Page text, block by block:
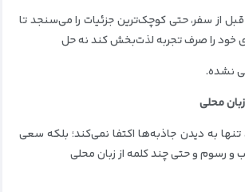
از سفر، حتی کوچک‌ترین جزئیات را می‌سنجد تا
خود را صرف تجربه لذت‌بخش کند نه حل
نشده.
به دیدن جاذبه‌ها اکتفا نمی‌کند؛ بلکه سعی
و رسوم و حتی چند کلمه از زبان محلی